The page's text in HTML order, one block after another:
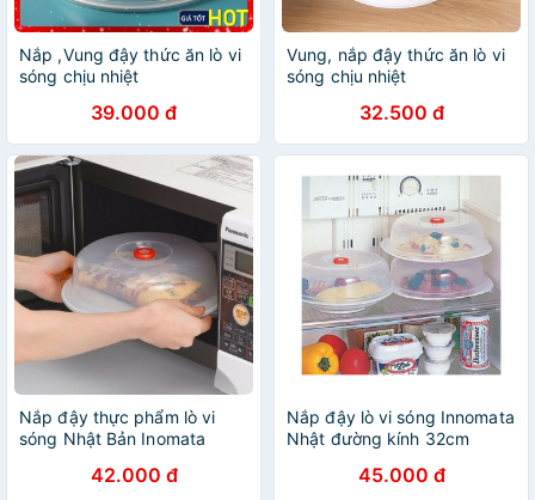
Nắp ,Vung đậy thức ăn lò vi
sóng chịu nhiệt
39.000 đ
Vung, nắp đậy thức ăn lò vi
sóng chịu nhiệt
32.500 đ
Nắp đậy thực phẩm lò vi
sóng Nhật Bản Inomata
42.000 đ
Nắp đậy lò vi sóng Innomata
Nhật đường kính 32cm
45.000 đ